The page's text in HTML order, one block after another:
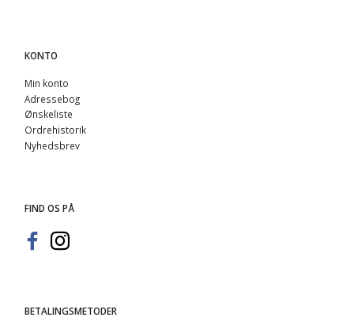
KONTO
Min konto
Adressebog
Ønskeliste
Ordrehistorik
Nyhedsbrev
FIND OS PÅ
BETALINGSMETODER